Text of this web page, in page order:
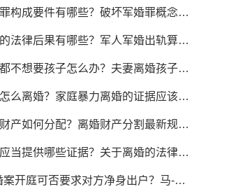
成要件有哪些？破坏军婚罪概念是什么？
律后果有哪些？军人军婚出轨算犯法吗？
想要孩子怎么办？夫妻离婚孩子怎么办？
离婚？家庭暴力离婚的证据应该怎么收集？
如何分配？离婚财产分割最新规定有哪些？
供哪些证据？关于离婚的法律咨询 什么是起诉离婚？
可否要求对方净身出户？马-蓉诉王*强名誉侵权案是否成立?
议您先找一下物业，由物业处置